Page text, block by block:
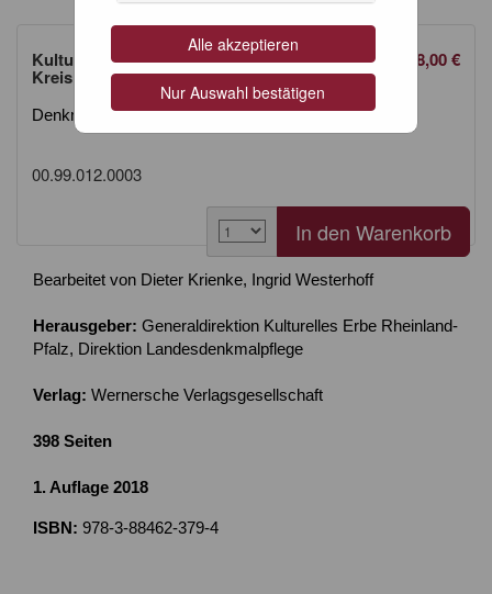
Alle akzeptieren
Nur Auswahl bestätigen
48,00 €
Kulturdenkmäler in Rheinland-Pfalz Band 20.3
Kreis Alzey-Worms
Denkmaltopographie Bundesrepublik Deutschland
00.99.012.0003
Bearbeitet von Dieter Krienke, Ingrid Westerhoff
Herausgeber: Generaldirektion Kulturelles Erbe Rheinland-
Pfalz, Direktion Landesdenkmalpflege
Verlag: Wernersche Verlagsgesellschaft
398 Seiten
1. Auflage 2018
ISBN: 978-3-88462-379-4